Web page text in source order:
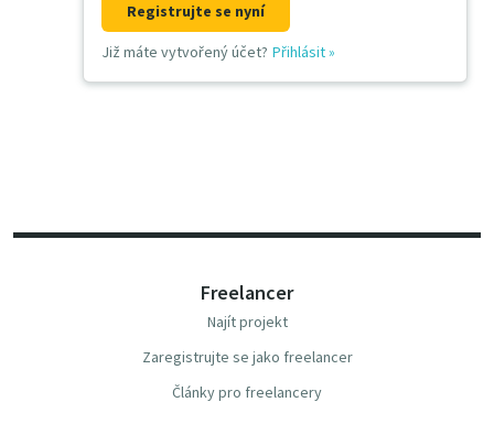
Registrujte se nyní
Již máte vytvořený účet? Přihlásit»
Freelancer
Najít projekt
Zaregistrujte se jako freelancer
Články pro freelancery